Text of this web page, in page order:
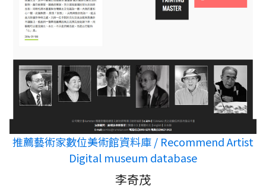
推薦藝術家數位美術館資料庫 / Recommend Artist
Digital museum database
李奇茂